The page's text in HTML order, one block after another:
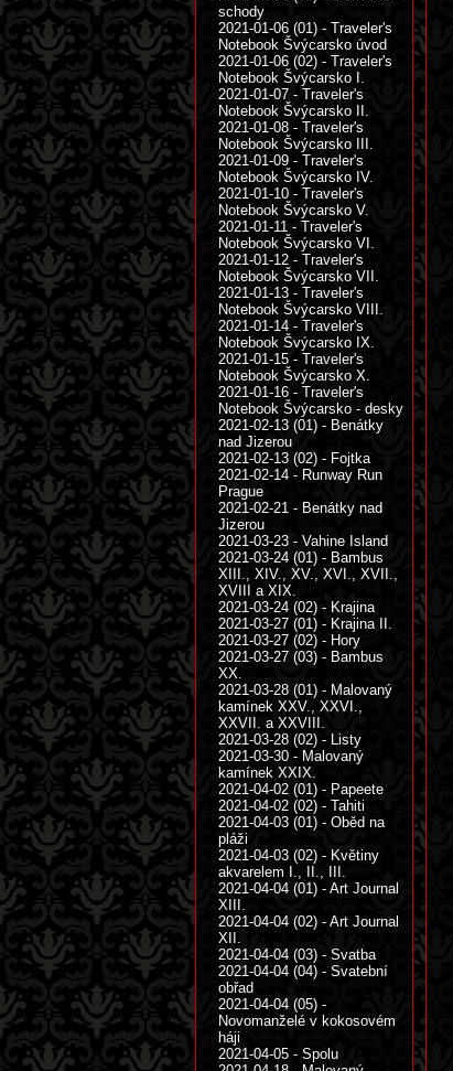
schody
2021-01-06 (01) - Traveler's
Notebook Švýcarsko úvod
2021-01-06 (02) - Traveler's
Notebook Švýcarsko I.
2021-01-07 - Traveler's
Notebook Švýcarsko II.
2021-01-08 - Traveler's
Notebook Švýcarsko III.
2021-01-09 - Traveler's
Notebook Švýcarsko IV.
2021-01-10 - Traveler's
Notebook Švýcarsko V.
2021-01-11 - Traveler's
Notebook Švýcarsko VI.
2021-01-12 - Traveler's
Notebook Švýcarsko VII.
2021-01-13 - Traveler's
Notebook Švýcarsko VIII.
2021-01-14 - Traveler's
Notebook Švýcarsko IX.
2021-01-15 - Traveler's
Notebook Švýcarsko X.
2021-01-16 - Traveler's
Notebook Švýcarsko - desky
2021-02-13 (01) - Benátky
nad Jizerou
2021-02-13 (02) - Fojtka
2021-02-14 - Runway Run
Prague
2021-02-21 - Benátky nad
Jizerou
2021-03-23 - Vahine Island
2021-03-24 (01) - Bambus
XIII., XIV., XV., XVI., XVII.,
XVIII a XIX.
2021-03-24 (02) - Krajina
2021-03-27 (01) - Krajina II.
2021-03-27 (02) - Hory
2021-03-27 (03) - Bambus
XX.
2021-03-28 (01) - Malovaný
kamínek XXV., XXVI.,
XXVII. a XXVIII.
2021-03-28 (02) - Listy
2021-03-30 - Malovaný
kamínek XXIX.
2021-04-02 (01) - Papeete
2021-04-02 (02) - Tahiti
2021-04-03 (01) - Oběd na
pláži
2021-04-03 (02) - Květiny
akvarelem I., II., III.
2021-04-04 (01) - Art Journal
XIII.
2021-04-04 (02) - Art Journal
XII.
2021-04-04 (03) - Svatba
2021-04-04 (04) - Svatební
obřad
2021-04-04 (05) -
Novomanželé v kokosovém
háji
2021-04-05 - Spolu